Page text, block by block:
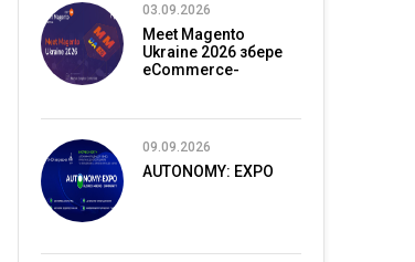
03.09.2026
Meet Magento
Ukraine 2026 збере
eCommerce-
09.09.2026
AUTONOMY: EXPO